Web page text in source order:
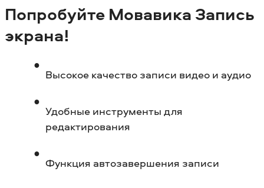
Попробуйте Мовавика Запись
экрана!
Высокое качество записи видео и аудио
Удобные инструменты для
редактирования
Функция автозавершения записи